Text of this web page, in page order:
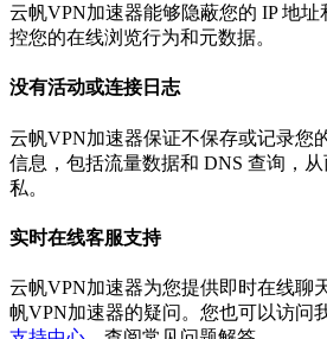
云帆VPN加速器能够隐蔽您的 IP 地
控您的在线浏览行为和元数据。
没有活动或连接日志
云帆VPN加速器保证不保存或记录您
信息，包括流量数据和 DNS 查询，
私。
实时在线客服支持
云帆VPN加速器为您提供即时在线聊
帆VPN加速器的疑问。您也可以访问